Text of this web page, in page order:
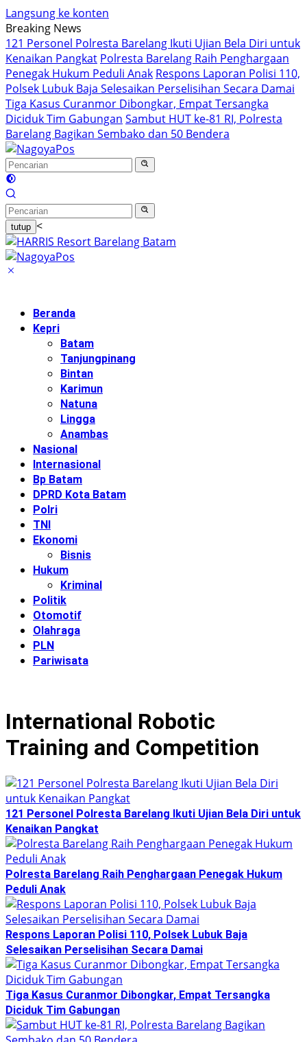
Langsung ke konten
Breaking News
121 Personel Polresta Barelang Ikuti Ujian Bela Diri untuk
Kenaikan Pangkat Polresta Barelang Raih Penghargaan
Penegak Hukum Peduli Anak Respons Laporan Polisi 110,
Polsek Lubuk Baja Selesaikan Perselisihan Secara Damai
Tiga Kasus Curanmor Dibongkar, Empat Tersangka
Diciduk Tim Gabungan Sambut HUT ke-81 RI, Polresta
Barelang Bagikan Sembako dan 50 Bendera
tutup <
Beranda
Kepri
Batam
Tanjungpinang
Bintan
Karimun
Natuna
Lingga
Anambas
Nasional
Internasional
Bp Batam
DPRD Kota Batam
Polri
TNI
Ekonomi
Bisnis
Hukum
Kriminal
Politik
Otomotif
Olahraga
PLN
Pariwisata
International Robotic
Training and Competition
121 Personel Polresta Barelang Ikuti Ujian Bela Diri untuk
Kenaikan Pangkat
Polresta Barelang Raih Penghargaan Penegak Hukum
Peduli Anak
Respons Laporan Polisi 110, Polsek Lubuk Baja
Selesaikan Perselisihan Secara Damai
Tiga Kasus Curanmor Dibongkar, Empat Tersangka
Diciduk Tim Gabungan